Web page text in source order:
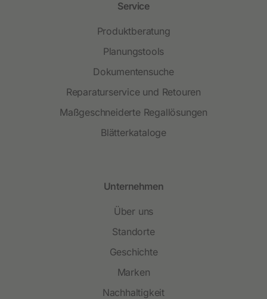
Service
Produktberatung
Planungstools
Dokumentensuche
Reparaturservice und Retouren
Maßgeschneiderte Regallösungen
Blätterkataloge
Unternehmen
Über uns
Standorte
Geschichte
Marken
Nachhaltigkeit